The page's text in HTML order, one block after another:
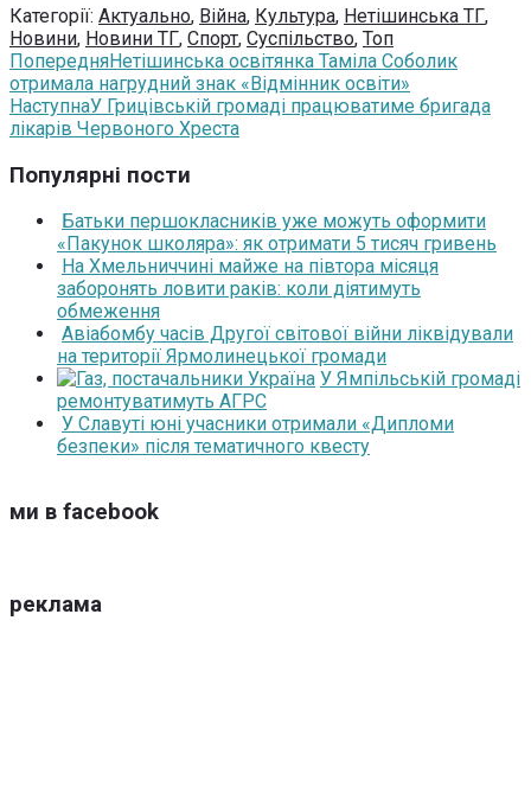
Категорії: Актуально, Війна, Культура, Нетішинська ТГ,
Новини, Новини ТГ, Спорт, Суспільство, Топ
ПопередняНетішинська освітянка Таміла Соболик
отримала нагрудний знак «Відмінник освіти»
НаступнаУ Грицівській громаді працюватиме бригада
лікарів Червоного Хреста
Популярні пости
Батьки першокласників уже можуть оформити
«Пакунок школяра»: як отримати 5 тисяч гривень
На Хмельниччині майже на півтора місяця
заборонять ловити раків: коли діятимуть
обмеження
Авіабомбу часів Другої світової війни ліквідували
на території Ярмолинецької громади
У Ямпільській громаді
ремонтуватимуть АГРС
У Славуті юні учасники отримали «Дипломи
безпеки» після тематичного квесту
ми в facebook
реклама